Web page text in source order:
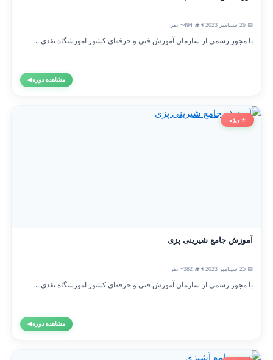
👨‍🎓 494+ نفر
با مجوز رسمی از سازمان آموزش فنی و حرفه‌ای کشور آموزشگاه نقدی...
مشاهده دوره◀
⭐ ویژه
آموزش جامع شیرینی پزی
👨‍🎓 382+ نفر
با مجوز رسمی از سازمان آموزش فنی و حرفه‌ای کشور آموزشگاه نقدی...
مشاهده دوره◀